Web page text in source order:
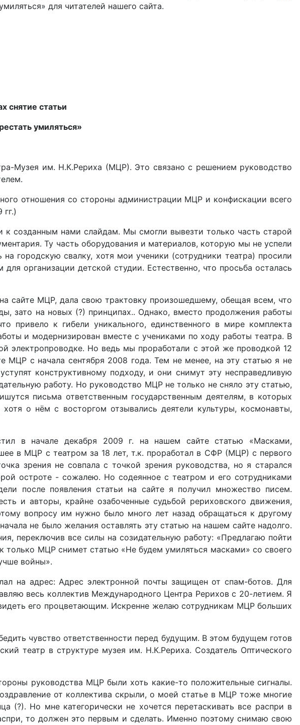
для читателей нашего сайта.
снятие статьи
умиляться»
Музея им. Н.К.Рериха (МЦР). Это связано с решением руководство
отношения со стороны администрации МЦР и конфискации всего
созданным нами слайдам. Мы смогли вывезти только часть старой
Ту часть оборудования и материалов, которую мы не успели
городскую свалку, хотя мои ученики (сотрудники театра) просили
организации детской студии. Естественно, что просьба осталась
сайте МЦР, дала свою трактовку произошедшему, обещая всем, что
зато на новых (?) принципах.. Однако, вместо продолжения работы
привело к гибели уникального, единственного в мире комплекта
и модернизирован вместе с учениками по ходу работы театра. В
электропроводке. Но ведь мы проработали с этой же проводкой 12
МЦР с начала сентября 2008 года. Тем не менее, на эту статью я не
конструктивному подходу, и они снимут эту несправедливую
работу. Но руководство МЦР не только не сняло эту статью,
письма ответственным государственным деятелям, в которых
о нём с восторгом отзывались деятели культуры, космонавты,
в начале декабря 2009 г. на нашем сайте статью «Масками,
в МЦР с театром за 18 лет, т.к. проработал в СФР (МЦР) с первого
зрения не совпала с точкой зрения руководства, но я старался
остроте - сожалею. Но содеянное с театром и его сотрудниками
после появления статьи на сайте я получил множество писем.
и авторы, крайне озабоченные судьбой рериховского движения,
вопросу им нужно было много лет назад обращаться к другому
не было желания оставлять эту статью на нашем сайте надолго.
переключив все силы на созидательную работу: «Предлагаю пойти
только МЦР снимет статью «Не будем умиляться масками» со своего
войны».
на адрес:Адрес электронной почты защищен от спам-ботов. Для
весь коллектив Международного Центра Рерихов с 20-летием. Я
его процветающим. Искренне желаю сотрудникам МЦР больших
чувство ответственности перед будущим. В этом будущем готов
театр в структуре музея им. Н.К.Рериха. Создатель Оптического
руководства МЦР были хоть какие-то положительные сигналы.
от коллектива скрыли, о моей статье в МЦР тоже многие
(?). Но мне категорически не хочется перетаскивать все распри в
то должен это первым и сделать. Именно поэтому снимаю свою